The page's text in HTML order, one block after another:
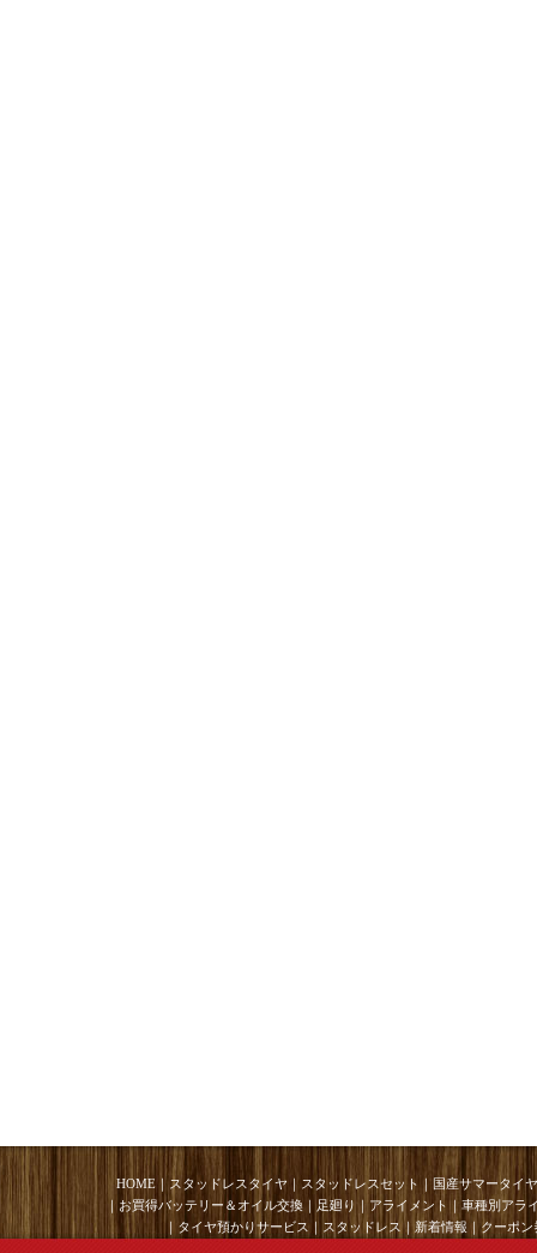
HOME ｜ スタッドレスタイヤ ｜ スタッドレスセット ｜ 国産サマータイ
｜ お買得バッテリー＆オイル交換 ｜ 足廻り ｜ アライメント ｜ 車種別アラ
｜ タイヤ預かりサービス ｜ スタッドレス ｜ 新着情報 ｜ クーポン